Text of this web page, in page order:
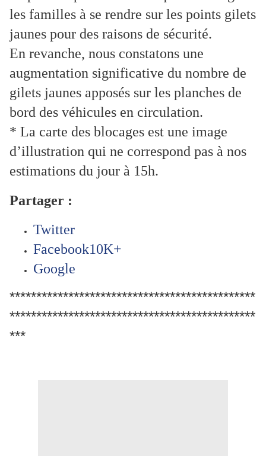
les familles à se rendre sur les points gilets
jaunes pour des raisons de sécurité.
En revanche, nous constatons une
augmentation significative du nombre de
gilets jaunes apposés sur les planches de
bord des véhicules en circulation.
* La carte des blocages est une image
d’illustration qui ne correspond pas à nos
estimations du jour à 15h.
Partager :
Twitter
Facebook10K+
Google
**********************************************
**********************************************
***